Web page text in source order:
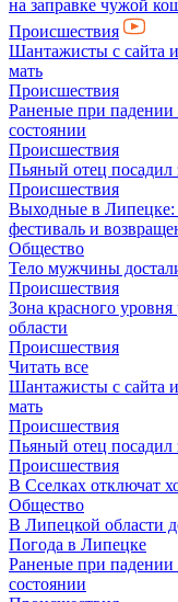
на заправке чужой
Происшествия
Шантажисты с сайта
мать
Происшествия
Раненые при падении
состоянии
Происшествия
Пьяный отец посадил
Происшествия
Выходные в Липецке:
фестиваль и
Общество
Тело мужчины
Происшествия
Зона красного
области
Происшествия
Читать все
Шантажисты с сайта
мать
Происшествия
Пьяный отец посадил
Происшествия
В Сселках отключат
Общество
В Липецкой области
Погода в Липецке
Раненые при падении
состоянии